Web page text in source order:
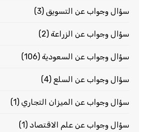
سؤال وجواب عن التسويق(3)
سؤال وجواب عن الزراعة(2)
سؤال وجواب عن السعودية(106)
سؤال وجواب عن السلع (4)
سؤال وجواب عن الميزان التجاري(1)
سؤال وجواب عن علم الاقتصاد(1)